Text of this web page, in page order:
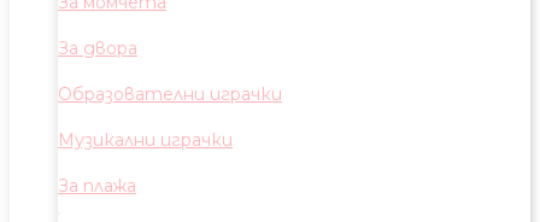
За двора
Образователни играчки
Музикални играчки
За плажа